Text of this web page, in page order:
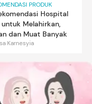
PRODUK
Hospital
untuk Melahirkan,
dan Muat Banyak
Karnesyia